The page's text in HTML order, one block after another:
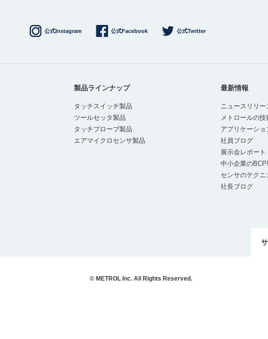
公式Instagram 公式Facebook 公式Twitter
製品ラインナップ
タッチスイッチ製品
ツールセッタ製品
タッチプローブ製品
エアマイクロセンサ製品
最新情報
ニュースリリー
メトロールの技
アプリケーショ
社員ブログ
展示会レポート
中小企業の
センサのテクニ
社長ブログ
© METROL Inc. All Rights Reserved.